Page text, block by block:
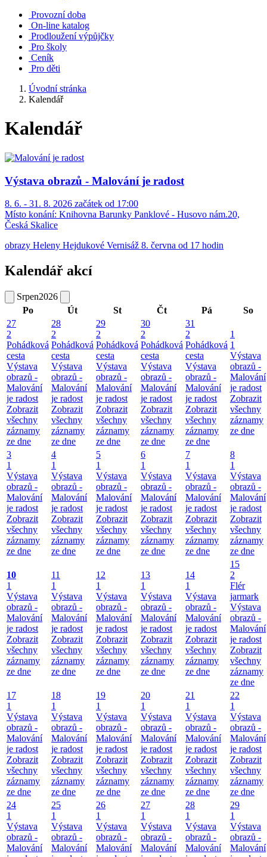
Provozní doba
On-line katalog
Prodloužení výpůjčky
Pro školy
Ceník
Pro děti
Úvodní stránka
Kalendář
Kalendář
Výstava obrazů - Malování je radost
8. 6. - 31. 8. 2026 začátek od 17:00
Místo konání: Knihovna Barunky Panklové - Husovo nám.20,
Česká Skalice
obrazy Heleny Hejdukové Vernisáž 8. června od 17 hodin
Kalendář akcí
Srpen2026
Po
Út St Čt Pá
So
27
2
Pohádková
cesta
Výstava
obrazů -
Malování
je radost
Zobrazit
všechny
záznamy
ze dne
28
2
Pohádková
cesta
Výstava
obrazů -
Malování
je radost
Zobrazit
všechny
záznamy
ze dne
29
2
Pohádková
cesta
Výstava
obrazů -
Malování
je radost
Zobrazit
všechny
záznamy
ze dne
30
2
Pohádková
cesta
Výstava
obrazů -
Malování
je radost
Zobrazit
všechny
záznamy
ze dne
31
2
Pohádková
cesta
Výstava
obrazů -
Malování
je radost
Zobrazit
všechny
záznamy
ze dne
1
1
Výstava
obrazů -
Malování
je radost
Zobrazit
všechny
záznamy
ze dne
3
1
Výstava
obrazů -
Malování
je radost
Zobrazit
všechny
záznamy
ze dne
4
1
Výstava
obrazů -
Malování
je radost
Zobrazit
všechny
záznamy
ze dne
5
1
Výstava
obrazů -
Malování
je radost
Zobrazit
všechny
záznamy
ze dne
6
1
Výstava
obrazů -
Malování
je radost
Zobrazit
všechny
záznamy
ze dne
7
1
Výstava
obrazů -
Malování
je radost
Zobrazit
všechny
záznamy
ze dne
8
1
Výstava
obrazů -
Malování
je radost
Zobrazit
všechny
záznamy
ze dne
10
1
Výstava
obrazů -
Malování
je radost
Zobrazit
všechny
záznamy
ze dne
11
1
Výstava
obrazů -
Malování
je radost
Zobrazit
všechny
záznamy
ze dne
12
1
Výstava
obrazů -
Malování
je radost
Zobrazit
všechny
záznamy
ze dne
13
1
Výstava
obrazů -
Malování
je radost
Zobrazit
všechny
záznamy
ze dne
14
1
Výstava
obrazů -
Malování
je radost
Zobrazit
všechny
záznamy
ze dne
15
2
Flér
jarmark
Výstava
obrazů -
Malování
je radost
Zobrazit
všechny
záznamy
ze dne
17
1
Výstava
obrazů -
Malování
je radost
Zobrazit
všechny
záznamy
ze dne
18
1
Výstava
obrazů -
Malování
je radost
Zobrazit
všechny
záznamy
ze dne
19
1
Výstava
obrazů -
Malování
je radost
Zobrazit
všechny
záznamy
ze dne
20
1
Výstava
obrazů -
Malování
je radost
Zobrazit
všechny
záznamy
ze dne
21
1
Výstava
obrazů -
Malování
je radost
Zobrazit
všechny
záznamy
ze dne
22
1
Výstava
obrazů -
Malování
je radost
Zobrazit
všechny
záznamy
ze dne
24
1
Výstava
obrazů -
Malování
25
1
Výstava
obrazů -
Malování
26
1
Výstava
obrazů -
Malování
27
1
Výstava
obrazů -
Malování
28
1
Výstava
obrazů -
Malování
29
1
Výstava
obrazů -
Malování